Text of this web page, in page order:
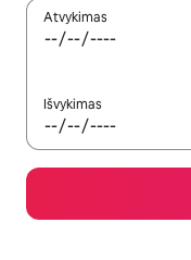
Atvykimas
Išvykimas